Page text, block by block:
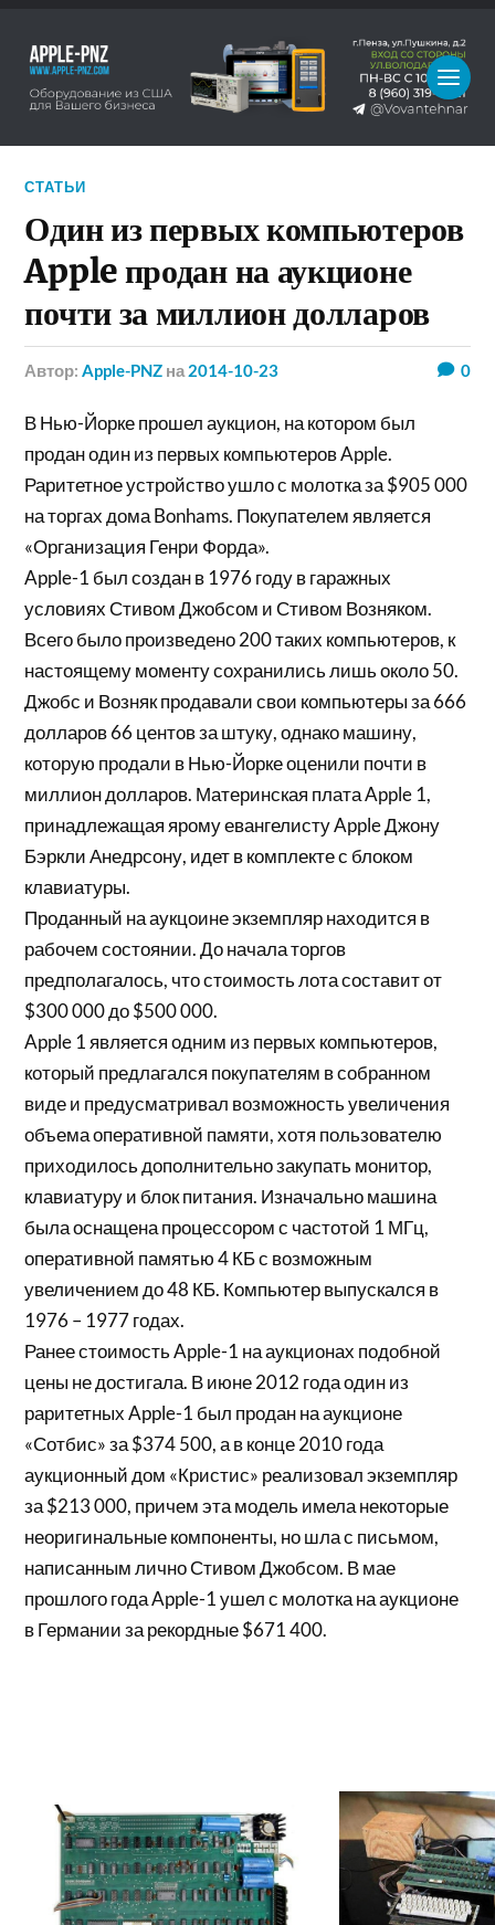
СТАТЬИ
Один из первых компьютеров
Apple продан на аукционе
почти за миллион долларов
Автор:Apple-PNZ на 2014-10-23 0
В Нью-Йорке прошел аукцион, на котором был
продан один из первых компьютеров Apple.
Раритетное устройство ушло с молотка за $905 000
на торгах дома Bonhams. Покупателем является
«Организация Генри Форда».
Apple-1 был создан в 1976 году в гаражных
условиях Стивом Джобсом и Стивом Возняком.
Всего было произведено 200 таких компьютеров, к
настоящему моменту сохранились лишь около 50.
Джобс и Возняк продавали свои компьютеры за 666
долларов 66 центов за штуку, однако машину,
которую продали в Нью-Йорке оценили почти в
миллион долларов. Материнская плата Apple 1,
принадлежащая ярому евангелисту Apple Джону
Бэркли Анедрсону, идет в комплекте с блоком
клавиатуры.
Проданный на аукцоине экземпляр находится в
рабочем состоянии. До начала торгов
предполагалось, что стоимость лота составит от
$300 000 до $500 000.
Apple 1 является одним из первых компьютеров,
который предлагался покупателям в собранном
виде и предусматривал возможность увеличения
объема оперативной памяти, хотя пользователю
приходилось дополнительно закупать монитор,
клавиатуру и блок питания. Изначально машина
была оснащена процессором с частотой 1 МГц,
оперативной памятью 4 КБ с возможным
увеличением до 48 КБ. Компьютер выпускался в
1976 – 1977 годах.
Ранее стоимость Apple-1 на аукционах подобной
цены не достигала. В июне 2012 года один из
раритетных Apple-1 был продан на аукционе
«Сотбис» за $374 500, а в конце 2010 года
аукционный дом «Кристис» реализовал экземпляр
за $213 000, причем эта модель имела некоторые
неоригинальные компоненты, но шла с письмом,
написанным лично Стивом Джобсом. В мае
прошлого года Apple-1 ушел с молотка на аукционе
в Германии за рекордные $671 400.